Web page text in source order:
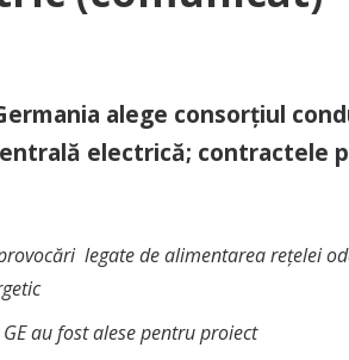
alege consorţiul
electrică; contractele
legate de alimentarea reţelei
au fost alese pentru proiect